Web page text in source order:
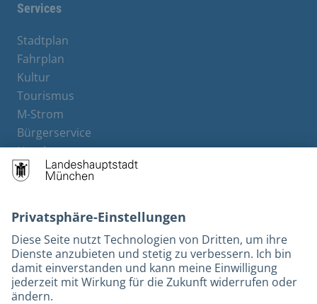
Services
Stadtplan
Fahrplan
Kultur
Tourismus
M-Strom
Bürgerservice
Hotels
Barrierefreiheit
Leichte Sprache
Gebärdensprache
Datenschutz